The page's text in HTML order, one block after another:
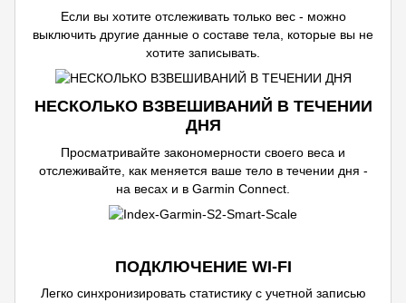
Если вы хотите отслеживать только вес - можно
выключить другие данные о составе тела, которые вы не
хотите записывать.
НЕСКОЛЬКО ВЗВЕШИВАНИЙ В ТЕЧЕНИИ
ДНЯ
Просматривайте закономерности своего веса и
отслеживайте, как меняется ваше тело в течении дня -
на весах и в Garmin Connect.
ПОДКЛЮЧЕНИЕ WI-FI
Легко синхронизировать статистику с учетной записью